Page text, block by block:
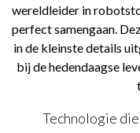
wereldleider in
perfect samengaan.
in de kleinste details
bij de hedendaagse
Technologie